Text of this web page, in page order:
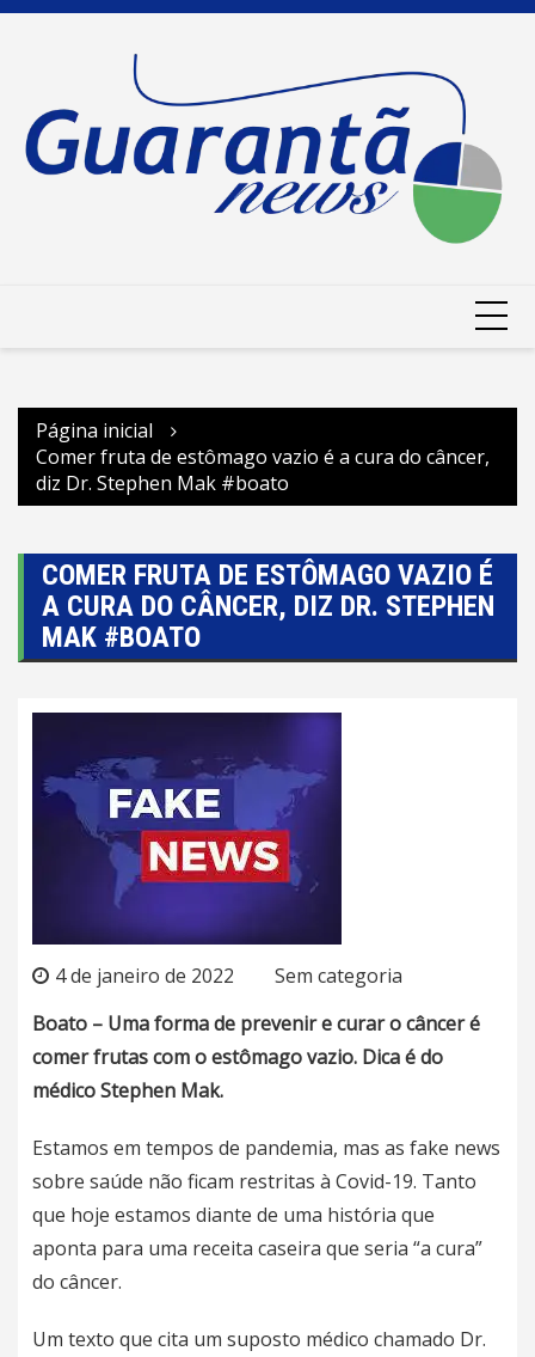
Ir
Página inicial
Comer fruta de estômago vazio é a cura do câncer,
diz Dr. Stephen Mak #boato
COMER FRUTA DE ESTÔMAGO VAZIO É
A CURA DO CÂNCER, DIZ DR. STEPHEN
MAK #BOATO
4 de janeiro de 2022
Sem categoria
Boato – Uma forma de prevenir e curar o câncer é
comer frutas com o estômago vazio. Dica é do
médico Stephen Mak.
Estamos em tempos de pandemia, mas as fake news
sobre saúde não ficam restritas à Covid-19. Tanto
que hoje estamos diante de uma história que
aponta para uma receita caseira que seria “a cura”
do câncer.
Um texto que cita um suposto médico chamado Dr.